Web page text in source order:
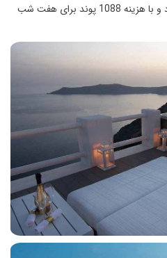
است. این ویلا ظرفیت دو نفر را دارد و با هزینه 1088 پوند برای هفت شب